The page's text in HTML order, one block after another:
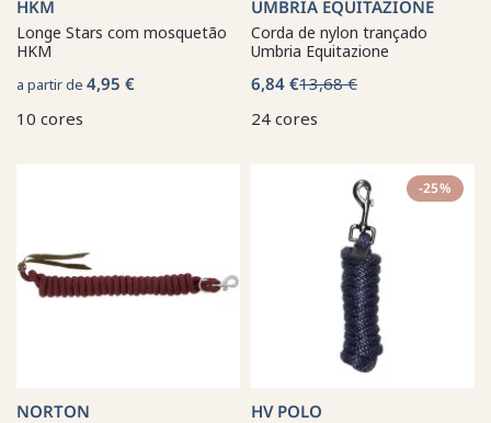
HKM
Longe Stars com mosquetão
HKM
a partir de 4,95 €
10 cores
UMBRIA EQUITAZIONE
Corda de nylon trançado
Umbria Equitazione
6,84 €13,68 €
24 cores
NORTON
-25%
HV POLO